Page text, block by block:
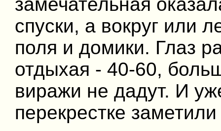
замечательная
спуски, а вокруг или
поля и домики. Глаз
отдыхая - 40-60,
виражи не дадут. И
перекрестке